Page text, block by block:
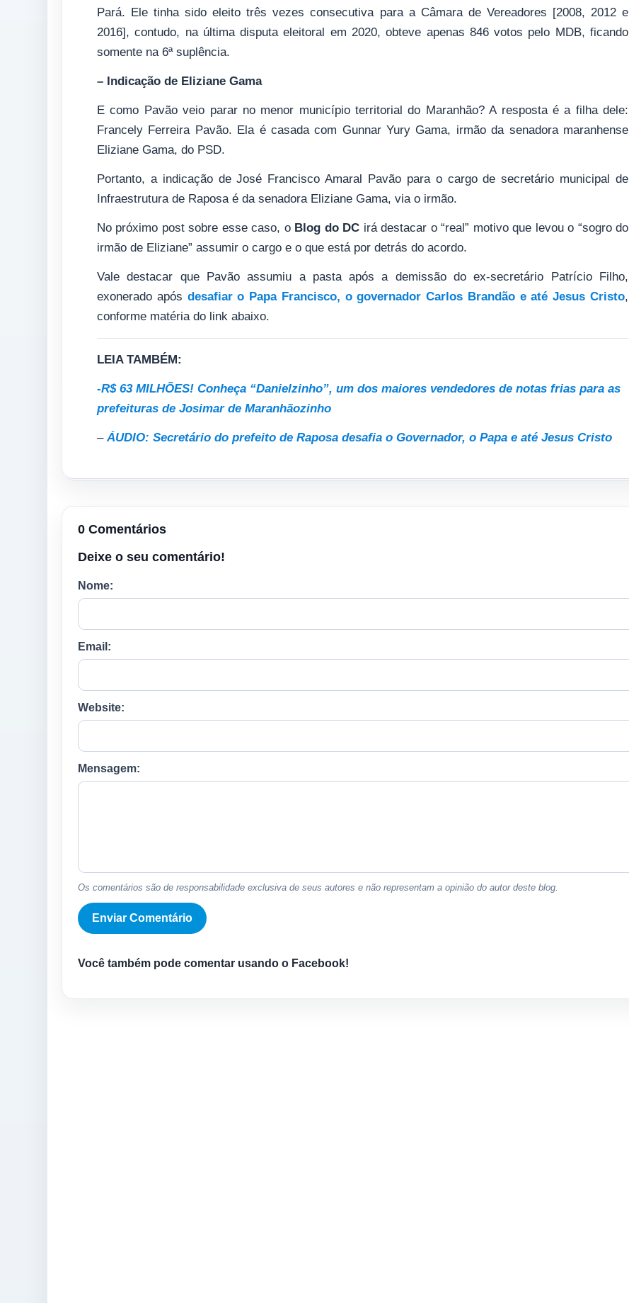
Pará. Ele tinha sido eleito três vezes consecutiva para a Câmara de Vereadores [2008, 2012 e
2016], contudo, na última disputa eleitoral em 2020, obteve apenas 846 votos pelo MDB, ficando
somente na 6ª suplência.
– Indicação de Eliziane Gama
E como Pavão veio parar no menor município territorial do Maranhão? A resposta é a filha dele:
Francely Ferreira Pavão. Ela é casada com Gunnar Yury Gama, irmão da senadora maranhense
Eliziane Gama, do PSD.
Portanto, a indicação de José Francisco Amaral Pavão para o cargo de secretário municipal de
Infraestrutura de Raposa é da senadora Eliziane Gama, via o irmão.
No próximo post sobre esse caso, o Blog do DC irá destacar o “real” motivo que levou o “sogro do
irmão de Eliziane” assumir o cargo e o que está por detrás do acordo.
Vale destacar que Pavão assumiu a pasta após a demissão do ex-secretário Patrício Filho,
exonerado após desafiar o Papa Francisco, o governador Carlos Brandão e até Jesus Cristo,
conforme matéria do link abaixo.
LEIA TAMBÉM:
-R$ 63 MILHÕES! Conheça “Danielzinho”, um dos maiores vendedores de notas frias para as
prefeituras de Josimar de Maranhãozinho
– ÁUDIO: Secretário do prefeito de Raposa desafia o Governador, o Papa e até Jesus Cristo
0 Comentários
Deixe o seu comentário!
Nome:
Email:
Website:
Mensagem:
Os comentários são de responsabilidade exclusiva de seus autores e não representam a opinião do autor deste blog.
Você também pode comentar usando o Facebook!